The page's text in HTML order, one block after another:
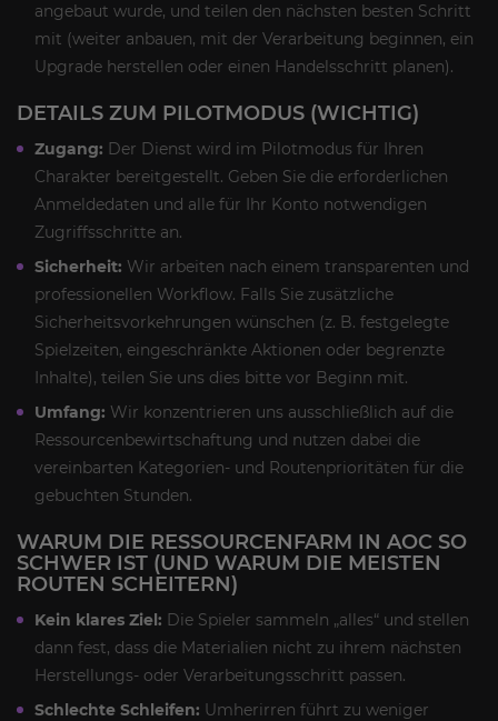
angebaut wurde, und teilen den nächsten besten Schritt
mit (weiter anbauen, mit der Verarbeitung beginnen, ein
Upgrade herstellen oder einen Handelsschritt planen).
DETAILS ZUM PILOTMODUS (WICHTIG)
Zugang: Der Dienst wird im Pilotmodus für Ihren
Charakter bereitgestellt. Geben Sie die erforderlichen
Anmeldedaten und alle für Ihr Konto notwendigen
Zugriffsschritte an.
Sicherheit: Wir arbeiten nach einem transparenten und
professionellen Workflow. Falls Sie zusätzliche
Sicherheitsvorkehrungen wünschen (z. B. festgelegte
Spielzeiten, eingeschränkte Aktionen oder begrenzte
Inhalte), teilen Sie uns dies bitte vor Beginn mit.
Umfang: Wir konzentrieren uns ausschließlich auf die
Ressourcenbewirtschaftung und nutzen dabei die
vereinbarten Kategorien- und Routenprioritäten für die
gebuchten Stunden.
WARUM DIE RESSOURCENFARM IN AOC SO
SCHWER IST (UND WARUM DIE MEISTEN
ROUTEN SCHEITERN)
Kein klares Ziel: Die Spieler sammeln „alles“ und stellen
dann fest, dass die Materialien nicht zu ihrem nächsten
Herstellungs- oder Verarbeitungsschritt passen.
Schlechte Schleifen: Umherirren führt zu weniger